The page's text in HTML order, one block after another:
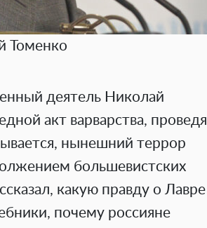
Томенко
деятель Николай
акт варварства, проведя
нынешний террор
большевистских
какую правду о Лавре
почему россияне